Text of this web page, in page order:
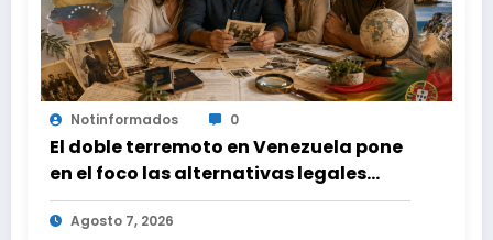
Notinformados 0
El doble terremoto en Venezuela pone
en el foco las alternativas legales
para solicitar la nacionalidad por
parte de personas con vínculos
Agosto 7, 2026